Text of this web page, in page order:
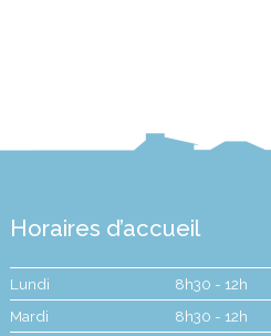
Horaires d’accueil
Lundi 8h30 - 12h
Mardi
8h30 - 12h